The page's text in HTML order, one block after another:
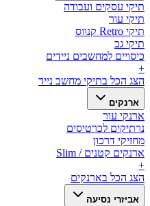
תיקי עסקים ועבודה
תיקי עור
תיקי Retro קנווס
תיקי גב
כיסויים למחשבים ניידים
+
הצג הכל בתיקי מחשב נייד
ארנקים
ארנקי עור
נרתיקים לכרטיסים
מחזיקי דרכון
ארנקים קטנים / Slim
+
הצג הכל בארנקים
אביזרי נסיעה